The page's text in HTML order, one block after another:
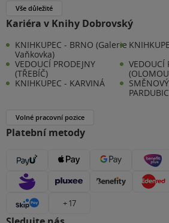
Vše důležité
Kariéra v Knihy Dobrovský
KNIHKUPEC - BRNO (Galerie
Vaňkovka)
VEDOUCÍ PRODEJNY
(TŘEBÍČ)
VEDOUCÍ
KNIHKUPEC - KARVINÁ
Volné pracovní pozice
Platební metody
+ 17